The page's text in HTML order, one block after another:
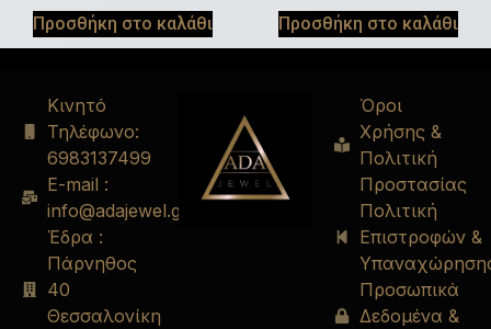
Προσθήκη στο καλάθι Προσθήκη στο καλάθι
Κινητό
Τηλέφωνο:
6983137499
E-mail :
info@adajewel.gr
Έδρα :
Πάρνηθος
40
Θεσσαλονίκη
Όροι
Χρήσης &
Πολιτική
Προστασίας
Πολιτική
Επιστροφών &
Προσωπικά
Δεδομένα &